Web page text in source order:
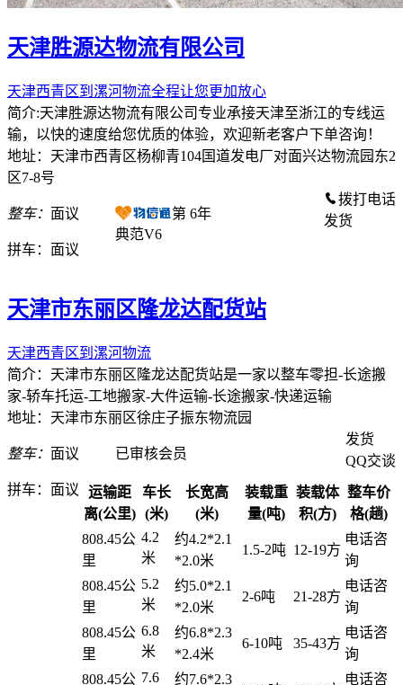
天津胜源达物流有限公司
天津西青区到漯河物流全程让您更加放心
简介:天津胜源达物流有限公司专业承接天津至浙江的专线运
输，以快的速度给您优质的体验，欢迎新老客户下单咨询！
地址：天津市西青区杨柳青104国道发电厂对面兴达物流园东2
区7-8号
整车： 面议
拼车： 面议
第 6年
典范V6
拨打电话
发货
天津市东丽区隆龙达配货站
天津西青区到漯河物流
简介：天津市东丽区隆龙达配货站是一家以整车零担-长途搬
家-轿车托运-工地搬家-大件运输-长途搬家-快递运输
地址：天津市东丽区徐庄子振东物流园
整车： 面议
拼车： 面议
已审核会员
发货
QQ交谈
运输距
离(公里)
车长
(米)
长宽高
(米)
装载重
量(吨)
装载体
积(方)
整车价
格(趟)
808.45公
里
4.2
米
约4.2*2.1
*2.0米
1.5-2吨 12-19方
电话咨
询
808.45公
里
5.2
米
约5.0*2.1
*2.0米
2-6吨 21-28方
电话咨
询
808.45公
里
6.8
米
约6.8*2.3
*2.4米
6-10吨 35-43方
电话咨
询
808.45公 7.6
约7.6*2.3
电话咨